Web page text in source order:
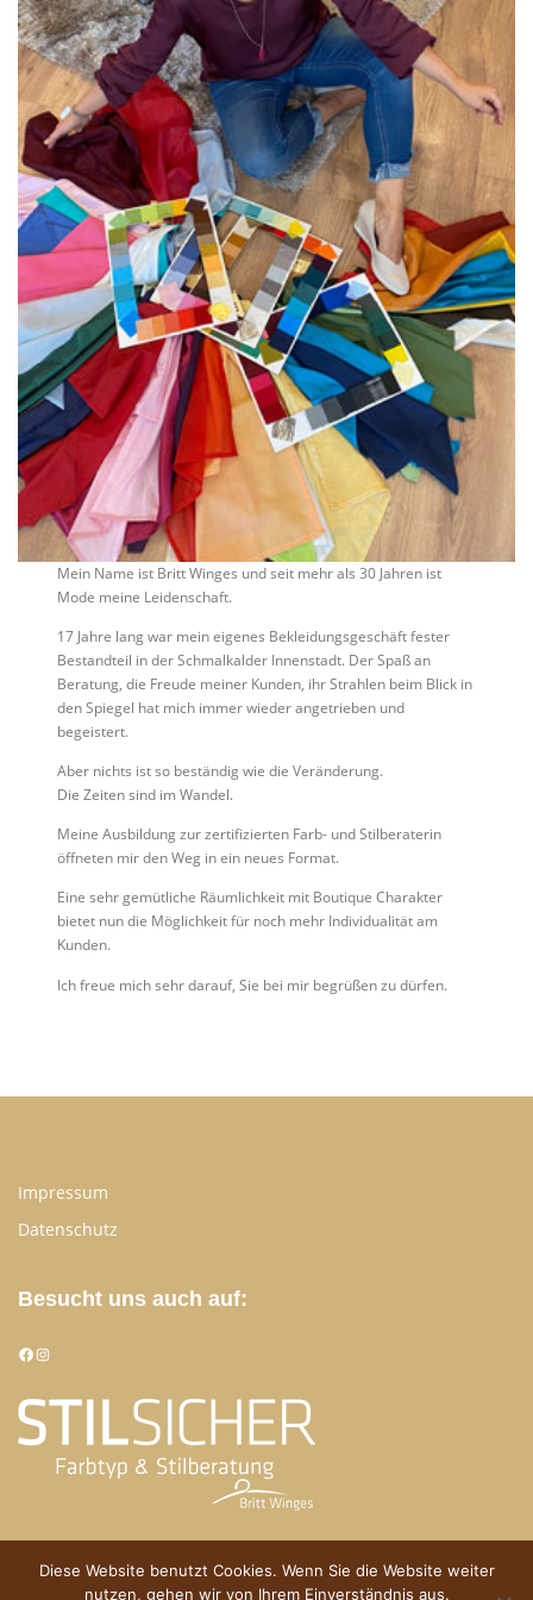
Mein Name ist Britt Winges und seit mehr als 30 Jahren ist
Mode meine Leidenschaft.
17 Jahre lang war mein eigenes Bekleidungsgeschäft fester
Bestandteil in der Schmalkalder Innenstadt. Der Spaß an
Beratung, die Freude meiner Kunden, ihr Strahlen beim Blick in
den Spiegel hat mich immer wieder angetrieben und
begeistert.
Aber nichts ist so beständig wie die Veränderung.
Die Zeiten sind im Wandel.
Meine Ausbildung zur zertifizierten Farb- und Stilberaterin
öffneten mir den Weg in ein neues Format.
Eine sehr gemütliche Räumlichkeit mit Boutique Charakter
bietet nun die Möglichkeit für noch mehr Individualität am
Kunden.
Ich freue mich sehr darauf, Sie bei mir begrüßen zu dürfen.
Impressum
Datenschutz
Besucht uns auch auf:
Facebook Instagram
Diese Website benutzt Cookies. Wenn Sie die Website weiter
nutzen, gehen wir von Ihrem Einverständnis aus.